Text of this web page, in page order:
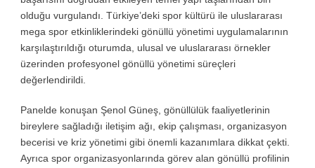
olduğu vurgulandı. Türkiye’deki spor kültürü ile uluslararası
mega spor etkinliklerindeki gönüllü yönetimi uygulamalarının
karşılaştırıldığı oturumda, ulusal ve uluslararası örnekler
üzerinden profesyonel gönüllü yönetimi süreçleri
değerlendirildi.
Panelde konuşan Şenol Güneş, gönüllülük faaliyetlerinin
bireylere sağladığı iletişim ağı, ekip çalışması, organizasyon
becerisi ve kriz yönetimi gibi önemli kazanımlara dikkat çekti.
Ayrıca spor organizasyonlarında görev alan gönüllü profilinin